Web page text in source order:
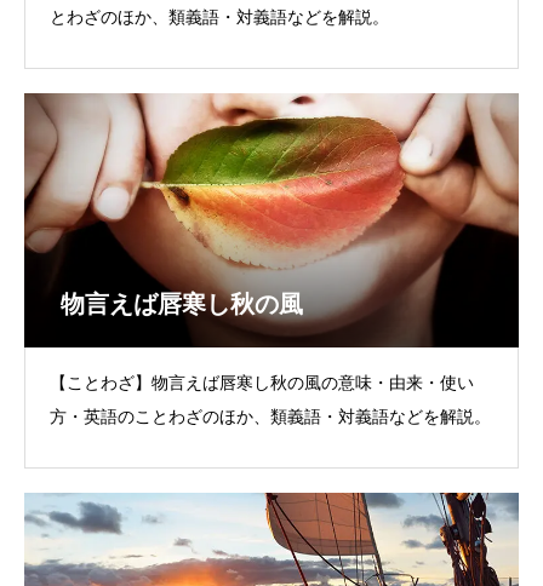
とわざのほか、類義語・対義語などを解説。
物言えば唇寒し秋の風
【ことわざ】物言えば唇寒し秋の風の意味・由来・使い
方・英語のことわざのほか、類義語・対義語などを解説。